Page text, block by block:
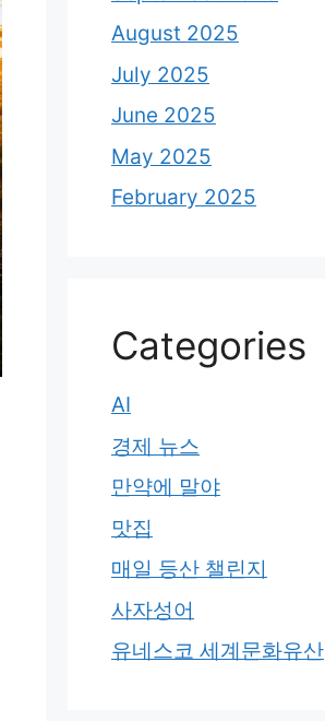
August 2025
July 2025
June 2025
May 2025
February 2025
Categories
AI
경제 뉴스
만약에 말야
맛집
매일 등산 챌린지
사자성어
유네스코 세계문화유산